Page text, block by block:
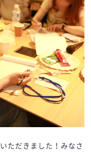
ただきました！みなさ